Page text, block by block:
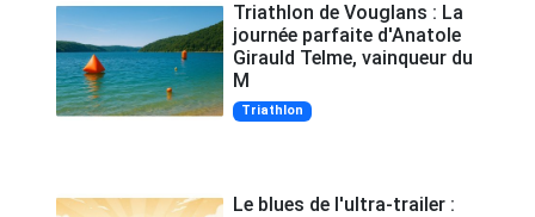
Triathlon de Vouglans : La
journée parfaite d'Anatole
Girauld Telme, vainqueur du
M
Triathlon
Le blues de l'ultra-trailer :